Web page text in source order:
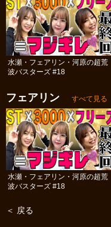
水瀬・フェアリン・河原の超荒
波バスターズ #18
フェアリン すべて見る
水瀬・フェアリン・河原の超荒
波バスターズ #18
＜ 戻る